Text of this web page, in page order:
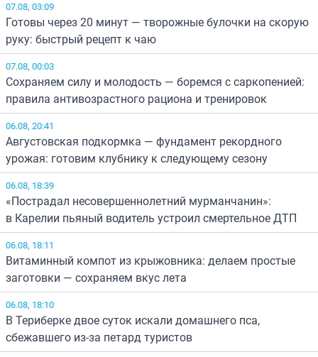
07.08, 03:09
Готовы через 20 минут — творожные булочки на скорую
руку: быстрый рецепт к чаю
07.08, 00:03
Сохраняем силу и молодость — боремся с саркопенией:
правила антивозрастного рациона и тренировок
06.08, 20:41
Августовская подкормка — фундамент рекордного
урожая: готовим клубнику к следующему сезону
06.08, 18:39
«Пострадал несовершеннолетний мурманчанин»:
в Карелии пьяный водитель устроил смертельное ДТП
06.08, 18:11
Витаминный компот из крыжовника: делаем простые
заготовки — сохраняем вкус лета
06.08, 18:10
В Териберке двое суток искали домашнего пса,
сбежавшего из-за петард туристов